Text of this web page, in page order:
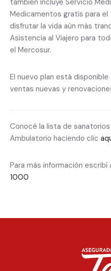
también incluye Servicio
Medicamentos gratis para el
disfrutar la vida aún más
Asistencia al Viajero para
el Mercosur.
El nuevo plan está
ventas nuevas y
Conocé la lista de
Ambulatorio haciendo clic
Para más información escribí
1000